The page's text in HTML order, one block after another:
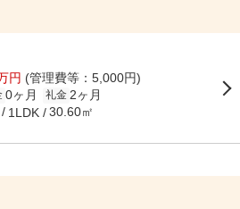
円 (管理費等：5,000円)
0ヶ月 礼金 2ヶ月
1LDK 30.60㎡